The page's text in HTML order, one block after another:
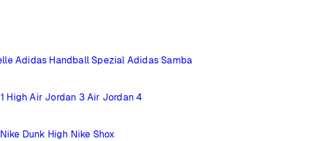
Adidas Handball Spezial Adidas Samba
High Air Jordan 3 Air Jordan 4
Nike Dunk High Nike Shox